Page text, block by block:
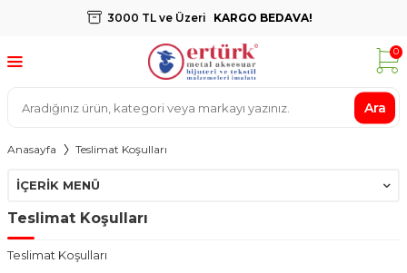
3000 TL ve Üzeri KARGO BEDAVA!
Ara
0
Anasayfa Teslimat Koşulları
İÇERIK MENÜ
Teslimat Koşulları
Teslimat Koşulları